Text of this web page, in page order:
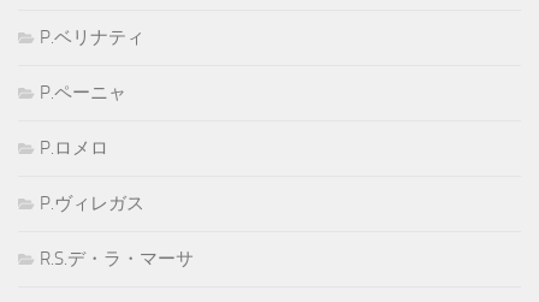
P.ベリナティ
P.ペーニャ
P.ロメロ
P.ヴィレガス
R.S.デ・ラ・マーサ